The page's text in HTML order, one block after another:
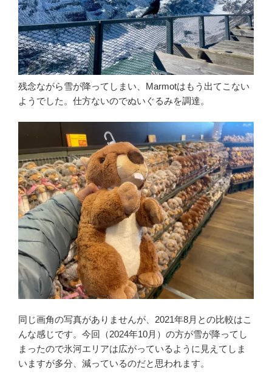
残念ながら雪が降ってしまい、Marmotはもう出てこない
ようでした。仕方ないのでぬいぐるみを調達。
同じ画角の写真がありませんが、2021年8月との比較はこ
んな感じです。今回（2024年10月）の方が雪が降ってし
まったので氷河エリアは広がっているように見えてしま
いますが多分、減っているのだと思われます。